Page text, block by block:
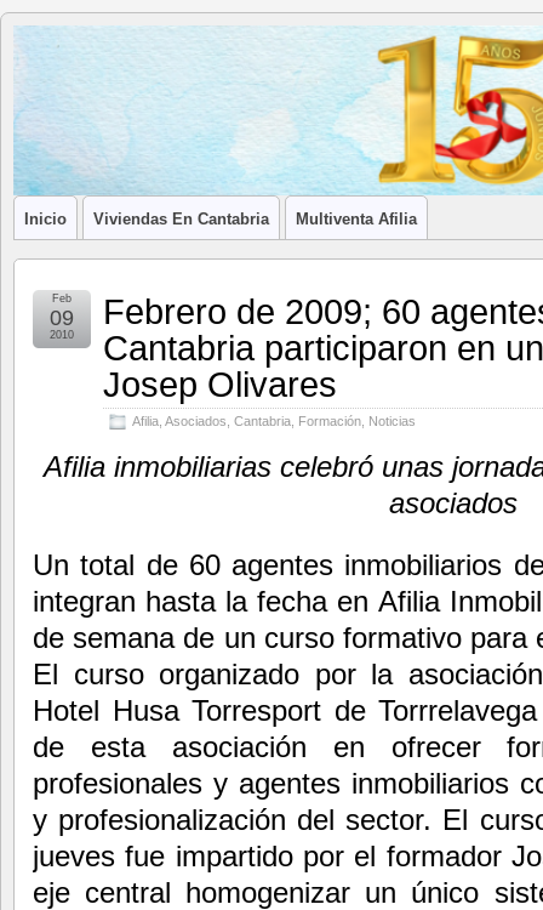
Blog de
Afilia
Inmobiliarias
LA ASOCIACIÓN DE LOS PROFESIONALES INMOBILIARIOS
Inicio Viviendas En Cantabria Multiventa Afilia
Febrero de 2009; 60
Cantabria participaron en
Josep Olivares
Afilia Asociados Cantabria Formación Noticias
Feb
09
2010
Afilia inmobiliarias celebró unas
asociados
Un total de 60 agentes inmobiliarios
integran hasta la fecha en Afilia
de semana de un curso formativo para
El curso organizado por la
Hotel Husa Torresport de
de esta asociación en ofrecer
profesionales y agentes inmobiliarios
y profesionalización del sector. El
jueves fue impartido por el formador
eje central homogenizar un único